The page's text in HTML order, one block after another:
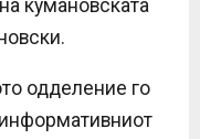
кумановската
одделение го